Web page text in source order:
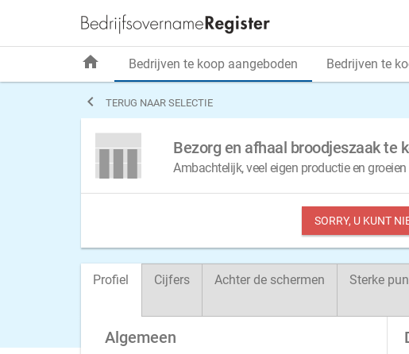
 TERUG NAAR SELECTIE
Bezorg en afhaal broodjeszaak te
Ambachtelijk, veel eigen productie en
SORRY, U KUNT
Profiel Cijfers Achter de schermen Sterke
Algemeen
home Bedrijven te koop aangeboden Bedrijven te